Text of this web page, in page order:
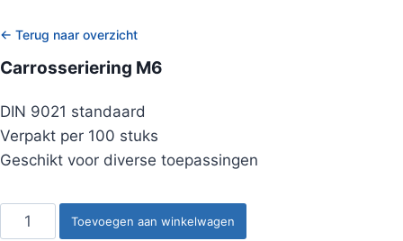
← Terug naar overzicht
Carrosseriering M6
DIN 9021 standaard
Verpakt per 100 stuks
Geschikt voor diverse toepassingen
CarrosserieringToevoegen aan winkelwagen